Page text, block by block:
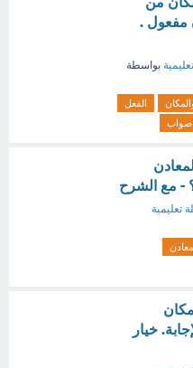
مفعول .
بواسطة
الفعل
صواب
- مع الشرح
تعليمية
خيار